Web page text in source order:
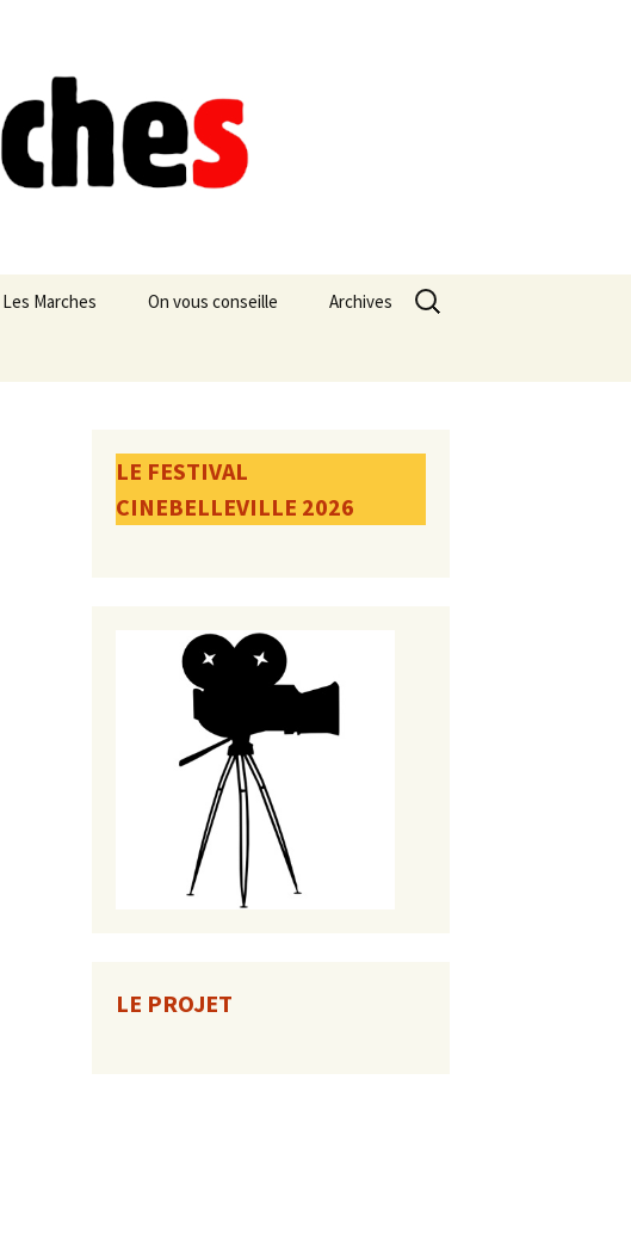
Les Marches On vous conseille Archives
Rechercher :
LE FESTIVAL
CINEBELLEVILLE 2026
LE PROJET